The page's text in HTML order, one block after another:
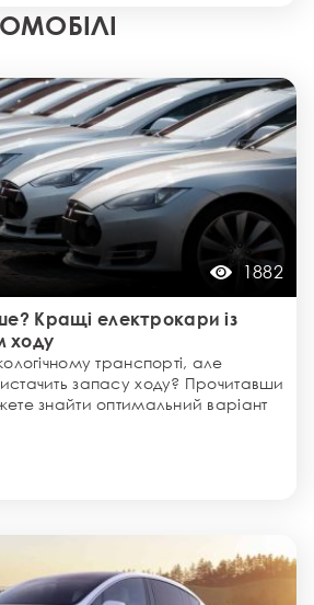
1882
Кращі електрокари із
ходу
транспорті, але
запасу ходу? Прочитавши
знайти оптимальний варіант